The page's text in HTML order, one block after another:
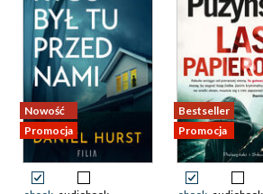
Nowość
Promocja
Bestseller
Promocja